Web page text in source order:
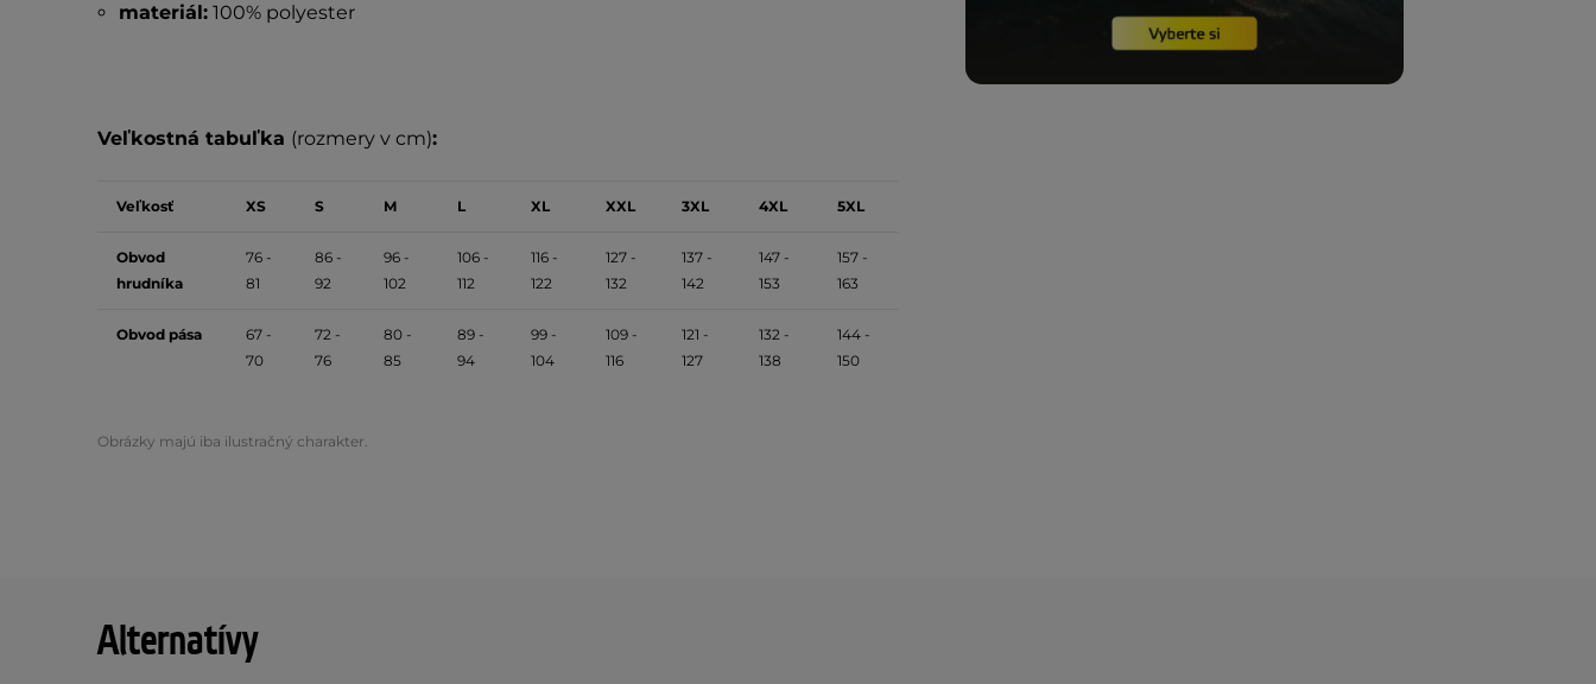
Alternatívy
materiál:100% polyester
Veľkostná tabuľka (rozmery v cm):
Veľkosť XS S M L XL XXL 3XL 4XL 5XL
Obvod
hrudníka
76 -
81
86 -
92
96 -
102
106 -
112
116 -
122
127 -
132
137 -
142
147 -
153
157 -
163
Obvod pása
67 -
70
72 -
76
80 -
85
89 -
94
99 -
104
109 -
116
121 -
127
132 -
138
144 -
150
Obrázky majú iba ilustračný charakter.